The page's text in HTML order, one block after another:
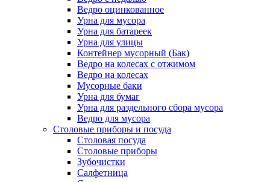
Ведро оцинкованное
Урна для мусора
Урна для батареек
Урна для улицы
Контейнер мусорный (Бак)
Ведро на колесах с отжимом
Ведро на колесах
Мусорные баки
Урна для бумаг
Урна для раздельного сбора мусора
Ведро для мусора
Столовые приборы и посуда
Столовая посуда
Столовые приборы
Зубочистки
Салфетница